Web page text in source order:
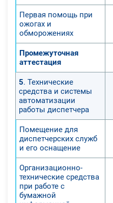
Первая помощь при
ожогах и
обморожениях
Промежуточная
аттестация
5. Технические
средства и системы
автоматизации
работы диспетчера
Помещение для
диспетчерских служб
и его оснащение
Организационно-
технические средства
при работе с
бумажной